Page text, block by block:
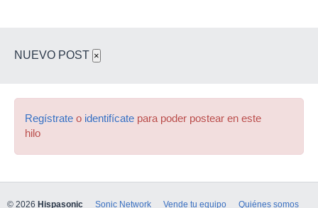
NUEVO POST ×
Regístrate o identifícate para poder postear en este
hilo
© 2026 Hispasonic Sonic Network Vende tu equipo Quiénes somos